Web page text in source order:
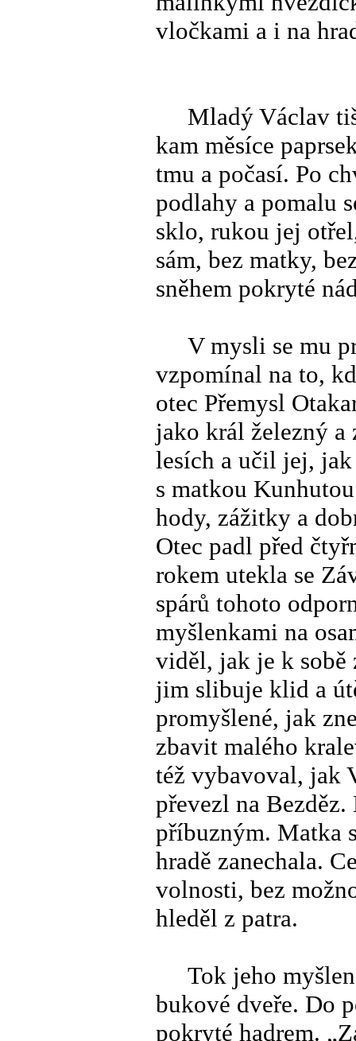
vločkami a i na
Mladý Václav
kam měsíce
tmu a počasí. Po
podlahy a pomalu
sklo, rukou jej
sám, bez matky,
sněhem pokryté
V mysli se mu
vzpomínal na to,
otec Přemysl
jako král železný
lesích a učil jej,
s matkou
hody, zážitky a
Otec padl před
rokem utekla se
spárů tohoto
myšlenkami na
viděl, jak je k sobě
jim slibuje klid a
promyšlené, jak
zbavit malého
též vybavoval, jak
převezl na
příbuzným. Matka
hradě zanechala.
volnosti, bez
hleděl z patra.
Tok jeho
bukové dveře. Do
pokryté hadrem.